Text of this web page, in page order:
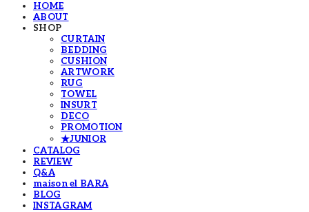
HOME
ABOUT
SHOP
CURTAIN
BEDDING
CUSHION
ARTWORK
RUG
TOWEL
INSURT
DECO
PROMOTION
★JUNIOR
CATALOG
REVIEW
Q&A
maison el BARA
BLOG
INSTAGRAM